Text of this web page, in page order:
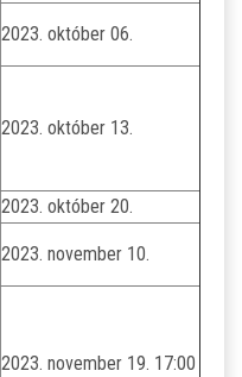
2023. október 06.
2023. október 13.
2023. október 20.
2023. november 10.
2023. november 19. 17:00